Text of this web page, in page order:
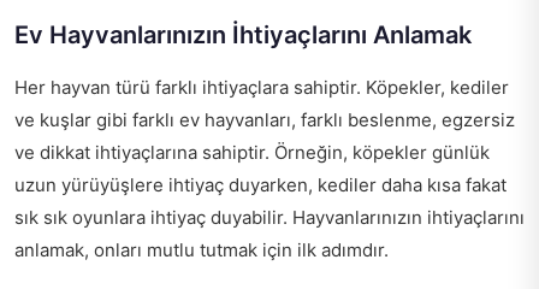
Ev Hayvanlarınızın İhtiyaçlarını Anlamak
Her hayvan türü farklı ihtiyaçlara sahiptir. Köpekler, kediler
ve kuşlar gibi farklı ev hayvanları, farklı beslenme, egzersiz
ve dikkat ihtiyaçlarına sahiptir. Örneğin, köpekler günlük
uzun yürüyüşlere ihtiyaç duyarken, kediler daha kısa fakat
sık sık oyunlara ihtiyaç duyabilir. Hayvanlarınızın ihtiyaçlarını
anlamak, onları mutlu tutmak için ilk adımdır.